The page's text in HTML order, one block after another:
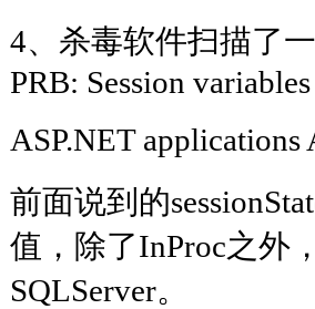
4、杀毒软件扫描了
PRB: Session
ASP.NET
前面说到的
值，除了InProc之外
SQLServer。